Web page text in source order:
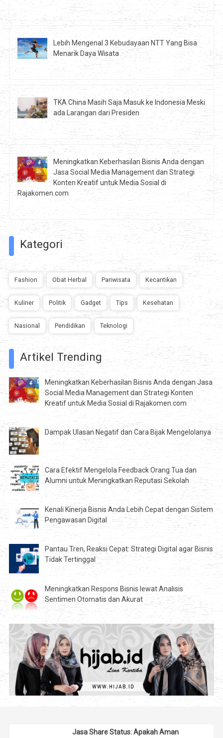
Lebih Mengenal 3 Kebudayaan NTT Yang Bisa
Menarik Daya Wisata
TKA China Masih Saja Masuk ke Indonesia Meski
ada Larangan dari Presiden
Meningkatkan Keberhasilan Bisnis Anda dengan
Jasa Social Media Management dan Strategi
Konten Kreatif untuk Media Sosial di
Rajakomen.com
Kategori
Fashion Obat Herbal Pariwisata Kecantikan
Kuliner Politik Gadget Tips Kesehatan
Nasional Pendidikan Teknologi
Artikel Trending
Meningkatkan Keberhasilan Bisnis Anda dengan Jasa
Social Media Management dan Strategi Konten
Kreatif untuk Media Sosial di Rajakomen.com
Dampak Ulasan Negatif dan Cara Bijak Mengelolanya
Cara Efektif Mengelola Feedback Orang Tua dan
Alumni untuk Meningkatkan Reputasi Sekolah
Kenali Kinerja Bisnis Anda Lebih Cepat dengan Sistem
Pengawasan Digital
Pantau Tren, Reaksi Cepat: Strategi Digital agar Bisnis
Tidak Tertinggal
Meningkatkan Respons Bisnis lewat Analisis
Sentimen Otomatis dan Akurat
Jasa Share Status: Apakah Aman